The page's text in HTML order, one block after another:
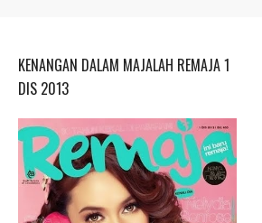
KENANGAN DALAM MAJALAH REMAJA 1
DIS 2013